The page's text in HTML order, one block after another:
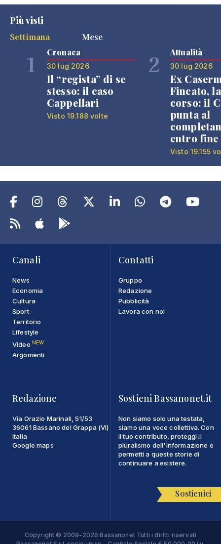
Più visti
Settimana
Mese
1 Cronaca
30 lug 2026
Il “regista” di se
stesso: il caso
Cappellari
Visto 19.188 volte
2 Attualità
30 lug 2026
Ex
Fincato,
corso: il
punta al
entro fine
Visto 19.155
Canali
News
Economia
Cultura
Sport
Territorio
Lifestyle
Video NEW
Argomenti
Contatti
Gruppo
Redazione
Pubblicità
Lavora con noi
Redazione
Via Orazio Marinali, 51/53
36061 Bassano del Grappa (VI)
Italia
Google maps
Sostieni Bassanonet.it
Non siamo solo una testata,
siamo una voce collettiva. Con
il tuo contributo, proteggi il
pluralismo dell'informazione e
permetti a queste storie di
continuare a esistere.
Sostienici
Copyright © 2009-2026 Bassanonet Tutti i diritti riservati